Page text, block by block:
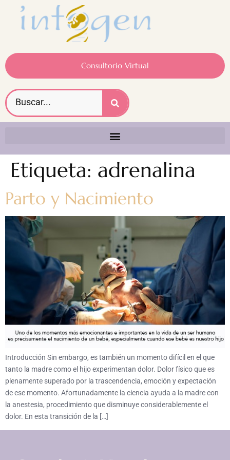
Consultorio Virtual
Etiqueta: adrenalina
Parto y Nacimiento
Introducción Sin embargo, es también un momento difícil en el que
tanto la madre como el hijo experimentan dolor. Dolor físico que es
plenamente superado por la trascendencia, emoción y expectación
de ese momento. Afortunadamente la ciencia ayuda a la madre con
la anestesia, procedimiento que disminuye considerablemente el
dolor. En esta transición de la […]